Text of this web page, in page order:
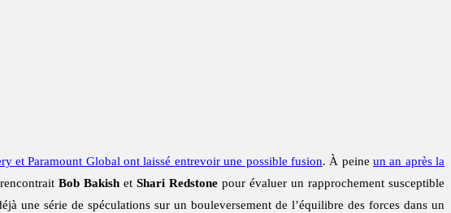
et Paramount Global ont laissé entrevoir une possible fusion. À peine un an après la
Bob Bakishet Shari Redstonepour évaluer un rapprochement susceptible
une série de spéculations sur un bouleversement de l’équilibre des forces dans un